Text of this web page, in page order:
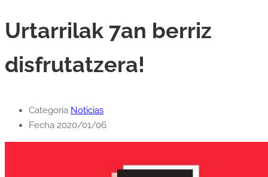
Urtarrilak 7an berriz
disfrutatzera!
Categoría Noticias
Fecha 2020/01/06